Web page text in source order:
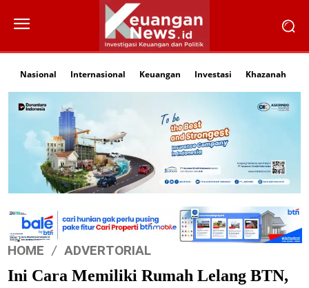
Nasional Internasional Keuangan Investasi Khazanah
HOME ADVERTORIAL
Ini Cara Memiliki Rumah Lelang BTN,